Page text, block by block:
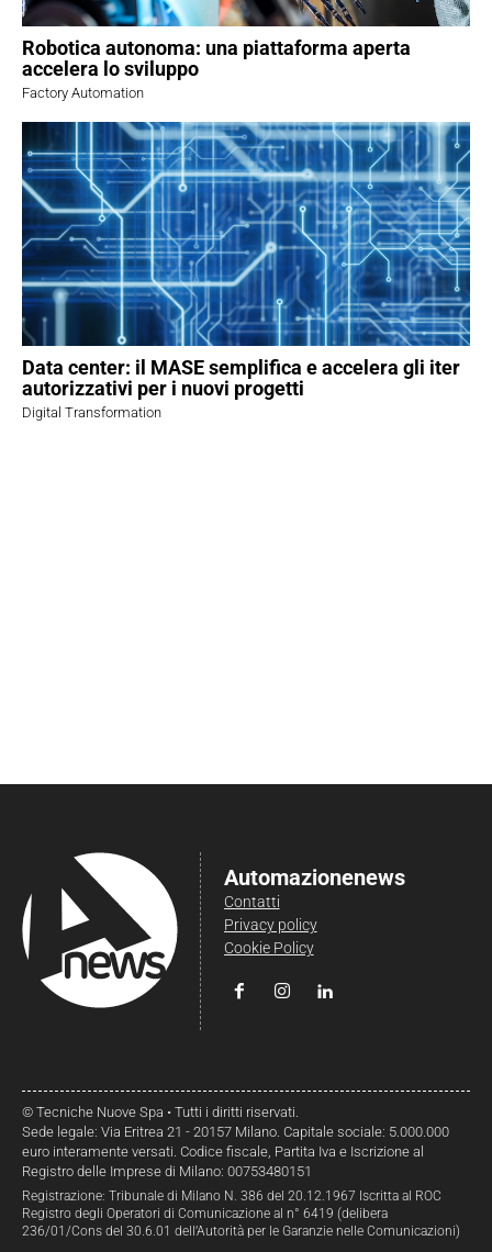
Robotica autonoma: una piattaforma aperta
accelera lo sviluppo
Factory Automation
Data center: il MASE semplifica e accelera gli iter
autorizzativi per i nuovi progetti
Digital Transformation
Automazionenews
Contatti
Privacy policy
Cookie Policy
© Tecniche Nuove Spa • Tutti i diritti riservati.
Sede legale: Via Eritrea 21 - 20157 Milano. Capitale sociale: 5.000.000
euro interamente versati. Codice fiscale, Partita Iva e Iscrizione al
Registro delle Imprese di Milano: 00753480151
Registrazione: Tribunale di Milano N. 386 del 20.12.1967 Iscritta al ROC
Registro degli Operatori di Comunicazione al n° 6419 (delibera
236/01/Cons del 30.6.01 dell’Autorità per le Garanzie nelle Comunicazioni)